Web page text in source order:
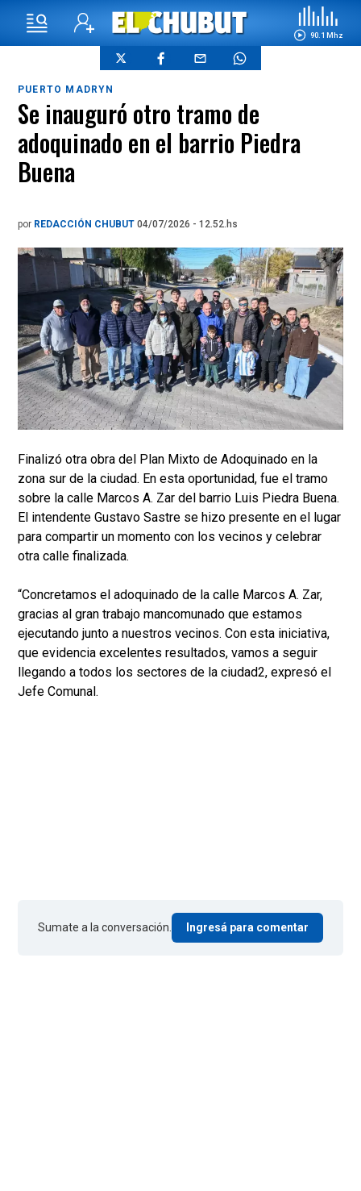
90.1 Mhz
PUERTO MADRYN
Se inauguró otro tramo de
adoquinado en el barrio Piedra
Buena
por REDACCIÓN CHUBUT 04/07/2026 - 12.52.hs
Finalizó otra obra del Plan Mixto de Adoquinado en la
zona sur de la ciudad. En esta oportunidad, fue el tramo
sobre la calle Marcos A. Zar del barrio Luis Piedra Buena.
El intendente Gustavo Sastre se hizo presente en el lugar
para compartir un momento con los vecinos y celebrar
otra calle finalizada.
“Concretamos el adoquinado de la calle Marcos A. Zar,
gracias al gran trabajo mancomunado que estamos
ejecutando junto a nuestros vecinos. Con esta iniciativa,
que evidencia excelentes resultados, vamos a seguir
llegando a todos los sectores de la ciudad2, expresó el
Jefe Comunal.
Sumate a la conversación. Ingresá para comentar